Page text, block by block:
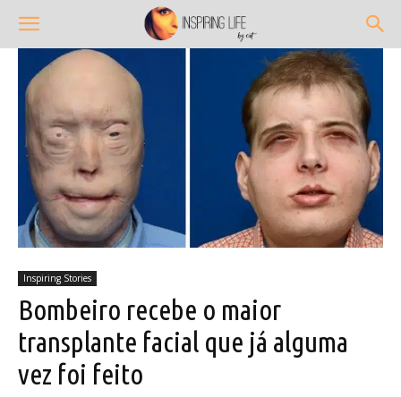
Inspiring Stories
Bombeiro recebe o maior
transplante facial que já alguma
vez foi feito